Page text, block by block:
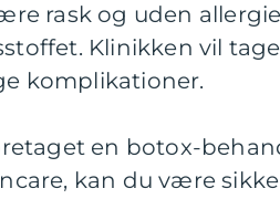
rask og uden
Klinikken vil
komplikationer.
en botox-
kan du være